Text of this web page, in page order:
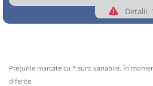
Detalii
Hello Holidays
Prețurile marcate cu * sunt variabile. În
diferite.